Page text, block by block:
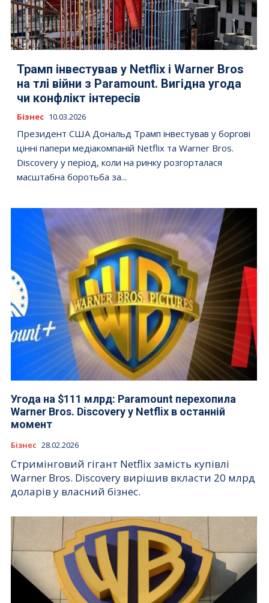
Трамп інвестував у Netflix і Warner Bros
на тлі війни з Paramount. Вигідна угода
чи конфлікт інтересів
Бізнес 10.03.2026
Президент США Дональд Трамп інвестував у боргові
цінні папери медіакомпаній Netflix та Warner Bros.
Discovery у період, коли на ринку розгорталася
масштабна боротьба за...
Угода на $111 млрд: Paramount перехопила
Warner Bros. Discovery у Netflix в останній
момент
Бізнес 28.02.2026
Стримінговий гігант Netflix замість купівлі
Warner Bros. Discovery вирішив вкласти 20 млрд
доларів у власний бізнес.